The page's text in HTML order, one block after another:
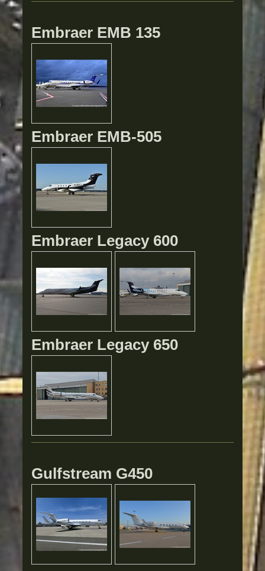
Embraer EMB 135
Embraer EMB-505
Embraer Legacy 600
Embraer Legacy 650
Gulfstream G450